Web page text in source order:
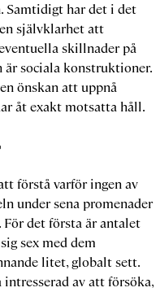
Samtidigt har det i det
självklarhet att
skillnader på
är sociala konstruktioner.
önskan att uppnå
åt exakt motsatta håll.
förstå varför ingen av
under sena promenader
det första är antalet
sex med dem
litet, globalt sett.
av att försöka,